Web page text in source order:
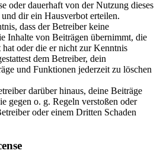
oder dauerhaft von der Nutzung dieses
dir ein Hausverbot erteilen.
dass der Betreiber keine
Inhalte von Beiträgen übernimmt, die
hat oder die er nicht zur Kenntnis
dem Betreiber, dein
und Funktionen jederzeit zu löschen
darüber hinaus, deine Beiträge
gegen o. g. Regeln verstoßen oder
oder einem Dritten Schaden